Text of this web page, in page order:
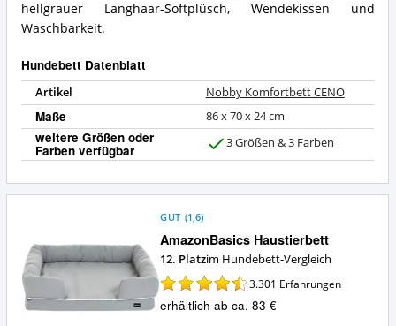
hellgrauer Langhaar-Softplüsch, Wendekissen und
Waschbarkeit.
Hundebett Datenblatt
Artikel Nobby Komfortbett CENO
Maße 86 x 70 x 24 cm
weitere Größen oder
Farben verfügbar 3 Größen & 3 Farben
AmazonBasics Haustierbett
GUT (1,6)
12. Platzim Hundebett-Vergleich
3.301 Erfahrungen
erhältlich ab ca. 83 €